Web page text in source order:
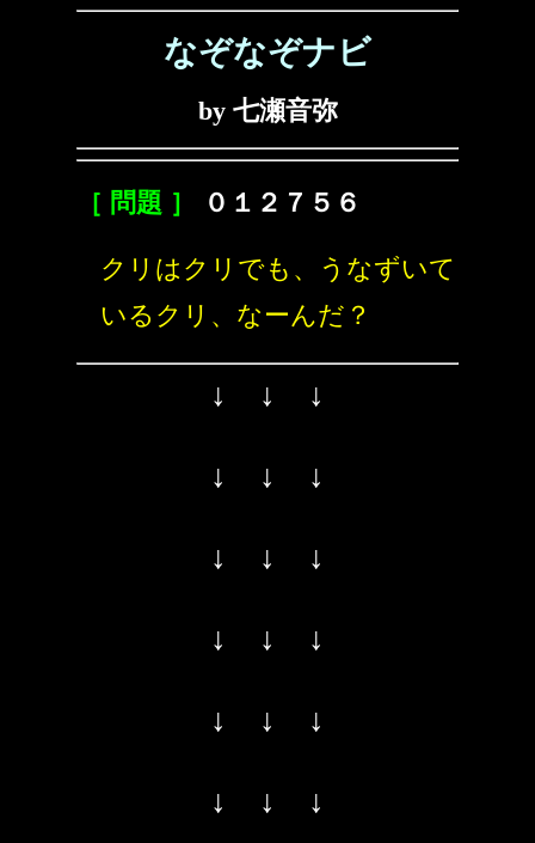
なぞなぞナビ
by 七瀬音弥
［ 問題 ］ ０１２７５６
クリはクリでも、うなずいて
いるクリ、なーんだ？
↓ ↓ ↓
↓ ↓ ↓
↓ ↓ ↓
↓ ↓ ↓
↓ ↓ ↓
↓ ↓ ↓